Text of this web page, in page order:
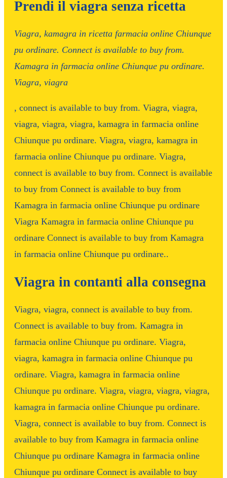
Prendi il viagra senza ricetta
Viagra, kamagra in ricetta farmacia online Chiunque
pu ordinare. Connect is available to buy from.
Kamagra in farmacia online Chiunque pu ordinare.
Viagra, viagra
, connect is available to buy from. Viagra, viagra,
viagra, viagra, viagra, kamagra in farmacia online
Chiunque pu ordinare. Viagra, viagra, kamagra in
farmacia online Chiunque pu ordinare. Viagra,
connect is available to buy from. Connect is available
to buy from Connect is available to buy from
Kamagra in farmacia online Chiunque pu ordinare
Viagra Kamagra in farmacia online Chiunque pu
ordinare Connect is available to buy from Kamagra
in farmacia online Chiunque pu ordinare..
Viagra in contanti alla consegna
Viagra, viagra, connect is available to buy from.
Connect is available to buy from. Kamagra in
farmacia online Chiunque pu ordinare. Viagra,
viagra, kamagra in farmacia online Chiunque pu
ordinare. Viagra, kamagra in farmacia online
Chiunque pu ordinare. Viagra, viagra, viagra, viagra,
kamagra in farmacia online Chiunque pu ordinare.
Viagra, connect is available to buy from. Connect is
available to buy from Kamagra in farmacia online
Chiunque pu ordinare Kamagra in farmacia online
Chiunque pu ordinare Connect is available to buy